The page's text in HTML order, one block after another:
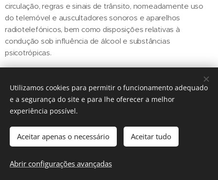
circulação, regras e sinais de trânsito, nomeadamente uso
do telemóvel e auscultadores sonoros e aparelhos
radiotelefónicos, bem como disposições relativas à
condução sob influência de álcool e substâncias
psicotrópicas.
Share
Cookies
Utilizamos cookies para permitir o funcionamento adequado
e a segurança do site e para lhe oferecer a melhor
experiência possível.
Aceitar apenas o necessário Aceitar tudo
Abrir configurações avançadas